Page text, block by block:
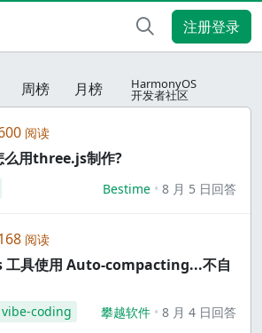
注册登录
周榜 月榜 HarmonyOS
开发者社区
阅读
么用three.js制作?
Bestime 8 月 5 日回答
阅读
具使用 Auto-compacting...不自
vibe-coding 攀越软件 8 月 4 日回答